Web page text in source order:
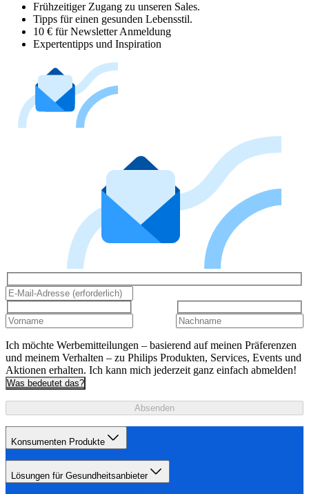
Frühzeitiger Zugang zu unseren Sales.
Tipps für einen gesunden Lebensstil.
10 € für Newsletter Anmeldung
Expertentipps und Inspiration
Ich möchte Werbemitteilungen – basierend auf meinen Präferenzen
und meinem Verhalten – zu Philips Produkten, Services, Events und
Aktionen erhalten. Ich kann mich jederzeit ganz einfach abmelden!
Was bedeutet das?
Absenden
Konsumenten Produkte
Lösungen für Gesundheitsanbieter